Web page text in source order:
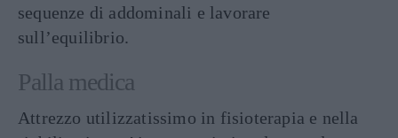
sequenze di addominali e lavorare
sull’equilibrio.
Palla medica
Attrezzo utilizzatissimo in fisioterapia e nella